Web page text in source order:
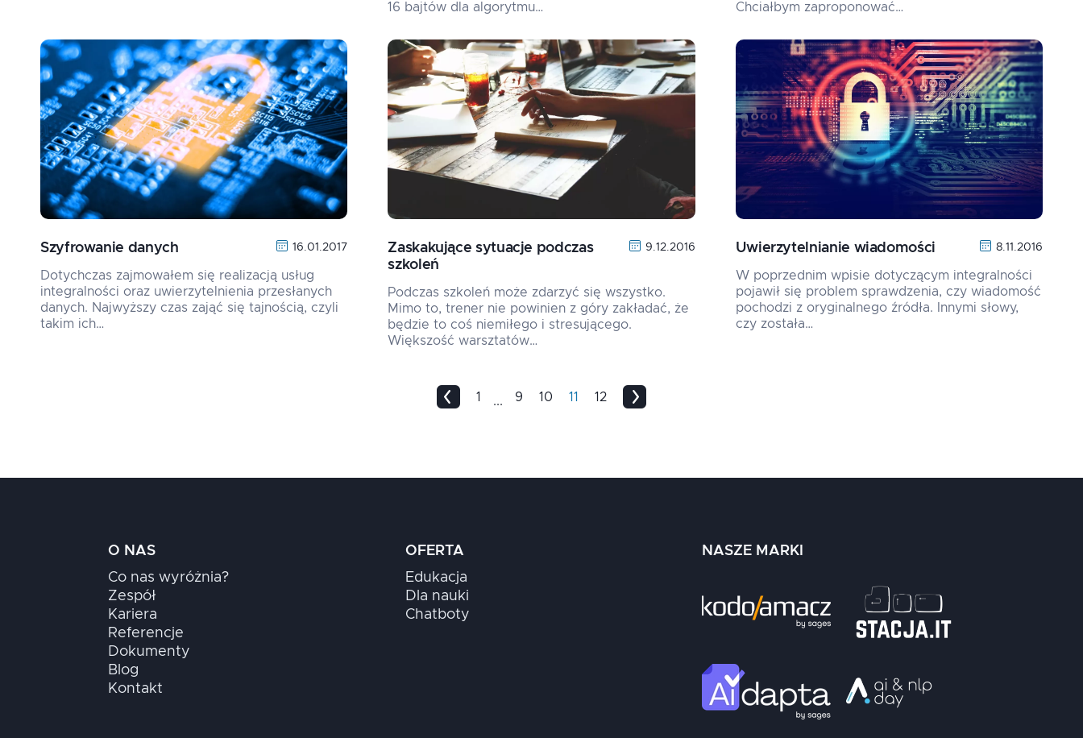
16 bajtów dla algorytmu…
Chciałbym zaproponować…
Szyfrowanie danych 16.01.2017
Dotychczas zajmowałem się realizacją usług
integralności oraz uwierzytelnienia przesłanych
danych. Najwyższy czas zająć się tajnością, czyli
takim ich…
Zaskakujące sytuacje podczas
szkoleń
9.12.2016
Podczas szkoleń może zdarzyć się wszystko.
Mimo to, trener nie powinien z góry zakładać, że
będzie to coś niemiłego i stresującego.
Większość warsztatów…
Uwierzytelnianie wiadomości 8.11.2016
W poprzednim wpisie dotyczącym integralności
pojawił się problem sprawdzenia, czy wiadomość
pochodzi z oryginalnego źródła. Innymi słowy,
czy została…
1 ... 9 10 11 12
O NAS
Co nas wyróżnia?
Zespół
Kariera
Referencje
Dokumenty
Blog
Kontakt
OFERTA
Edukacja
Dla nauki
Chatboty
NASZE MARKI